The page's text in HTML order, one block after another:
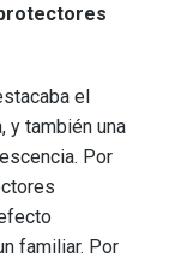
el
y también una
Por
familiar. Por